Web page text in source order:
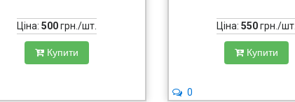
Ціна:500грн./шт.
Купити
Ціна:550грн./шт.
Купити
0